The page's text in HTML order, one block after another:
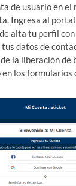
de usuario en el
Ingresa al
alta tu perfil
datos de
la liberación de
los formularios